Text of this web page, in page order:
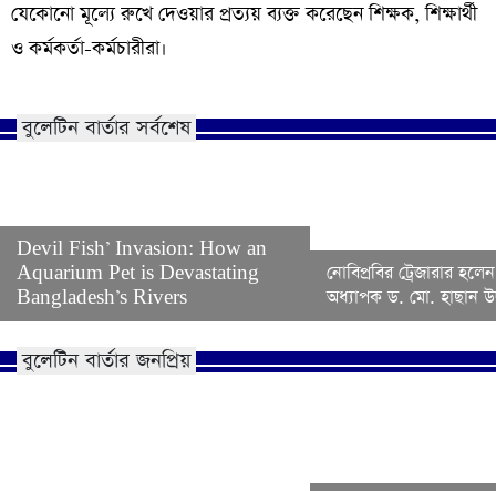
যেকোনো মূল্যে রুখে দেওয়ার প্রত্যয় ব্যক্ত করেছেন শিক্ষক, শিক্ষার্থী
ও কর্মকর্তা-কর্মচারীরা।
বুলেটিন বার্তার সর্বশেষ
Devil Fish’ Invasion: How an
Aquarium Pet is Devastating
Bangladesh’s Rivers
নোবিপ্রবির ট্রেজারার
অধ্যাপক ড. মো. হাছান
বুলেটিন বার্তার জনপ্রিয়